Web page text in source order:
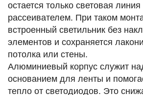
остается только световая линия
рассеивателем. При таком
встроенный светильник без
элементов и сохраняется
потолка или стены.
Алюминиевый корпус служит
основанием для ленты и
тепло от светодиодов. Это